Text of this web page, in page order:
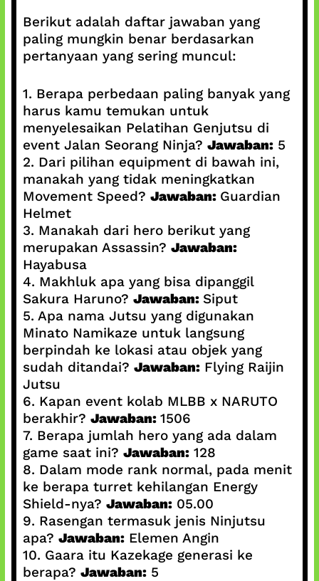
Berikut adalah daftar jawaban yang
paling mungkin benar berdasarkan
pertanyaan yang sering muncul:
1. Berapa perbedaan paling banyak yang
harus kamu temukan untuk
menyelesaikan Pelatihan Genjutsu di
event Jalan Seorang Ninja? Jawaban:5
2. Dari pilihan equipment di bawah ini,
manakah yang tidak meningkatkan
Movement Speed? Jawaban: Guardian
Helmet
3. Manakah dari hero berikut yang
merupakan Assassin? Jawaban:
Hayabusa
4. Makhluk apa yang bisa dipanggil
Sakura Haruno? Jawaban: Siput
5. Apa nama Jutsu yang digunakan
Minato Namikaze untuk langsung
berpindah ke lokasi atau objek yang
sudah ditandai? Jawaban:Flying Raijin
Jutsu
6. Kapan event kolab MLBB x NARUTO
berakhir? Jawaban: 1506
7. Berapa jumlah hero yang ada dalam
game saat ini? Jawaban:128
8. Dalam mode rank normal, pada menit
ke berapa turret kehilangan Energy
Shield-nya? Jawaban:05.00
9. Rasengan termasuk jenis Ninjutsu
apa? Jawaban:Elemen Angin
10. Gaara itu Kazekage generasi ke
berapa? Jawaban:5